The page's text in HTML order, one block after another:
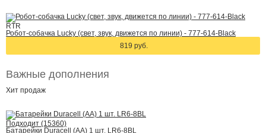
RTR
Робот-собачка Lucky (cвет, звук, движется по линии) - 777-614-Black
819 руб.
Важные дополнения
Хит продаж
Подходит (15360)
Батарейки Duracell (АА) 1 шт. LR6-8BL